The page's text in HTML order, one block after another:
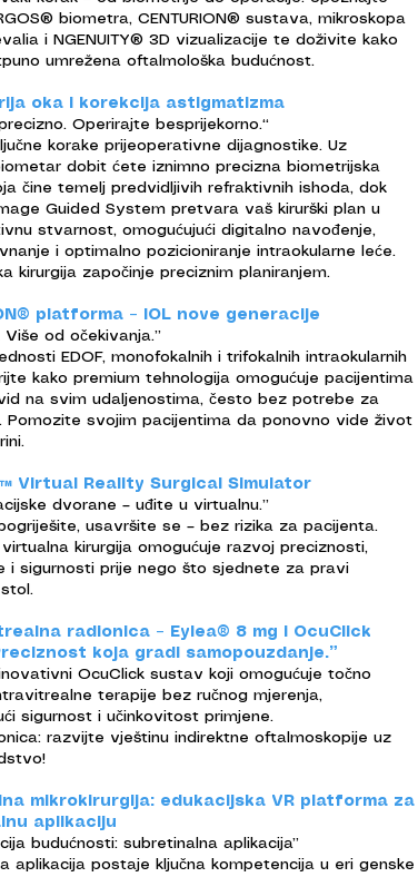
biometra, CENTURION® sustava, mikroskopa
i NGENUITY® 3D vizualizacije te doživite kako
umrežena oftalmološka budućnost.
oka i korekcija astigmatizma
Operirajte besprijekorno.“
korake prijeoperativne dijagnostike. Uz
dobit ćete iznimno precizna biometrijska
čine temelj predvidljivih refraktivnih ishoda, dok
Guided System pretvara vaš kirurški plan u
stvarnost, omogućujući digitalno navođenje,
i optimalno pozicioniranje intraokularne leće.
kirurgija započinje preciznim planiranjem.
platforma – IOL nove generacije
Više od očekivanja.”
EDOF, monofokalnih i trifokalnih intraokularnih
kako premium tehnologija omogućuje pacijentima
na svim udaljenostima, često bez potrebe za
Pomozite svojim pacijentima da ponovno vide život
Virtual Reality Surgical Simulator
dvorane – uđite u virtualnu.”
usavršite se – bez rizika za pacijenta.
virtualna kirurgija omogućuje razvoj preciznosti,
i sigurnosti prije nego što sjednete za pravi
radionica – Eylea® 8 mg i OcuClick
koja gradi samopouzdanje.”
OcuClick sustav koji omogućuje točno
terapije bez ručnog mjerenja,
sigurnost i učinkovitost primjene.
razvijte vještinu indirektne oftalmoskopije uz
mikrokirurgija: edukacijska VR platforma za
aplikaciju
budućnosti: subretinalna aplikacija”
aplikacija postaje ključna kompetencija u eri genske